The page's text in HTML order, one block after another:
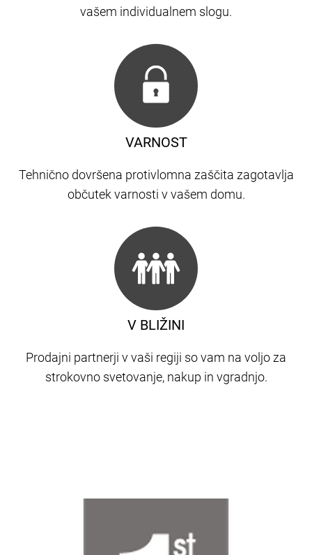
vašem individualnem slogu.
V BLIŽINI
Prodajni partnerji v vaši regiji so vam na voljo za
strokovno svetovanje, nakup in vgradnjo.
VARNOST
Tehnično dovršena protivlomna zaščita zagotavlja
občutek varnosti v vašem domu.